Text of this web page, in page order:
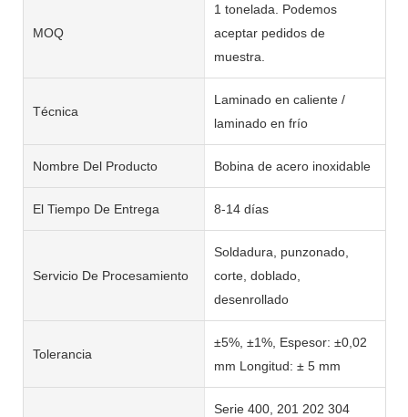
MOQ
1 tonelada. Podemos
aceptar pedidos de
muestra.
Técnica
Laminado en caliente /
laminado en frío
Nombre Del Producto Bobina de acero inoxidable
El Tiempo De Entrega 8-14 días
Servicio De Procesamiento
Soldadura, punzonado,
corte, doblado,
desenrollado
Tolerancia
±5%, ±1%, Espesor: ±0,02
mm Longitud: ± 5 mm
Serie 400, 201 202 304